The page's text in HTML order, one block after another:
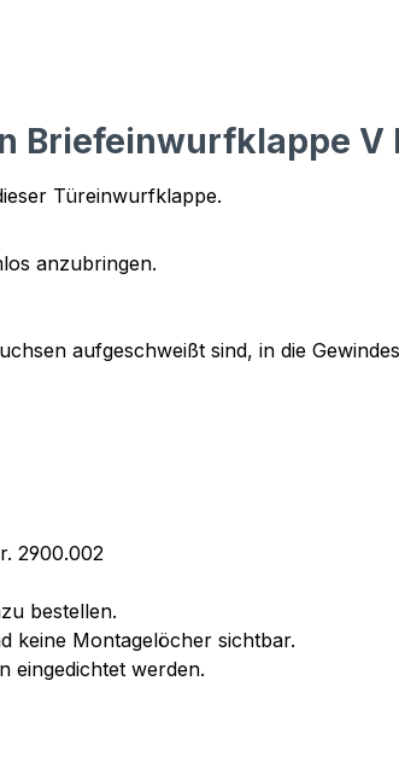
Briefeinwurfklappe
Türeinwurfklappe.
anzubringen.
aufgeschweißt sind, in die
2900.002
bestellen.
keine Montagelöcher sichtbar.
eingedichtet werden.